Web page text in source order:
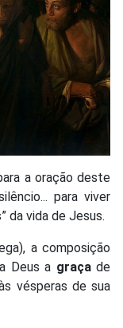
a oração deste
para viver
da vida de Jesus.
a composição
Deus a graçade
vésperas de sua